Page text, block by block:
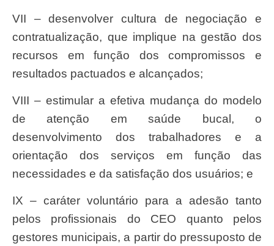
VII – desenvolver cultura de negociação e
contratualização, que implique na gestão dos
recursos em função dos compromissos e
resultados pactuados e alcançados;
VIII – estimular a efetiva mudança do modelo
de atenção em saúde bucal, o
desenvolvimento dos trabalhadores e a
orientação dos serviços em função das
necessidades e da satisfação dos usuários; e
IX – caráter voluntário para a adesão tanto
pelos profissionais do CEO quanto pelos
gestores municipais, a partir do pressuposto de